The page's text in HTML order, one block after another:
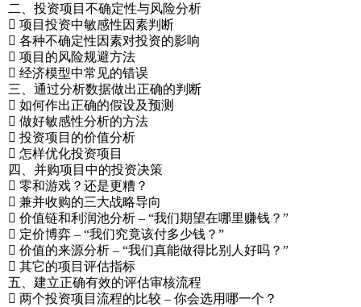
二、投资项目不确定性与风险分析
 项目投资中敏感性因素判断
 各种不确定性因素对投资的影响
 项目的风险规避方法
 经济模型中常见的错误
三、通过分析数据做出正确的判断
 如何作出正确的假设及预测
 做好敏感性分析的方法
 投资项目的价值分析
 怎样优化投资项目
四、并购项目中的投资决策
 零和游戏？还是更糟？
 兼并收购的三大战略导向
 价值链和利润池分析 – “我们期望在哪里赚钱？”
 定价博弈 – “我们究竟该付多少钱？”
 价值的来源分析 – “我们真能做得比别人好吗？”
 其它的项目评估指标
五、建立正确有效的评估审核流程
 两个投资项目流程的比较 – 你会选用哪一个？